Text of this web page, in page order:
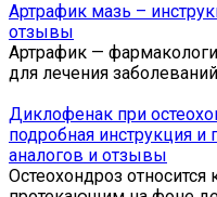
Артрафик мазь –
отзывы
Артрафик —
для лечения
Диклофенак при
подробная инструкция
аналогов и отзывы
Остеохондроз